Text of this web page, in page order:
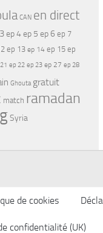
CAN en direct
ep 4ep 5 ep 6 ep 7
ep 13 ep 14 ep 15 ep
ep 22 ep 23 ep 27 ep 28
Ghouta gratuit
match ramadan
Syria
de cookies
confidentialité (UK)